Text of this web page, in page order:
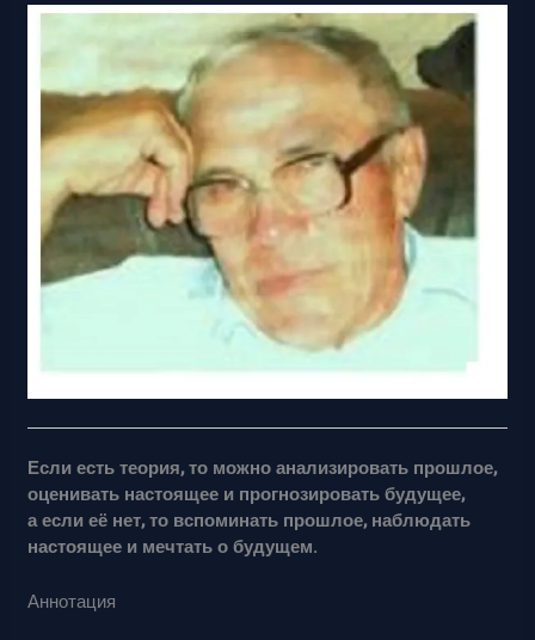
Если есть теория, то можно анализировать прошлое,
оценивать настоящее и прогнозировать будущее,
а если её нет, то вспоминать прошлое, наблюдать
настоящее и мечтать о будущем.
Аннотация